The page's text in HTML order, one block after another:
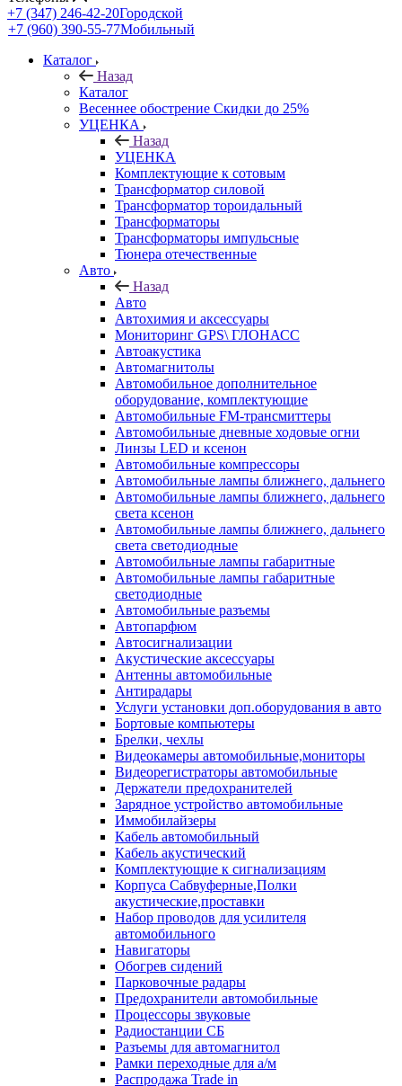
+7 (347) 246-42-20Городской
+7 (960) 390-55-77Мобильный
Каталог
Назад
Каталог
Весеннее обострение Скидки до 25%
УЦЕНКА
Назад
УЦЕНКА
Комплектующие к сотовым
Трансформатор силовой
Трансформатор тороидальный
Трансформаторы
Трансформаторы импульсные
Тюнера отечественные
Авто
Назад
Авто
Автохимия и аксессуары
Мониторинг GPS\ ГЛОНАСС
Автоакустика
Автомагнитолы
Автомобильное дополнительное
оборудование, комплектующие
Автомобильные FM-трансмиттеры
Автомобильные дневные ходовые огни
Линзы LED и ксенон
Автомобильные компрессоры
Автомобильные лампы ближнего, дальнего
Автомобильные лампы ближнего, дальнего
света ксенон
Автомобильные лампы ближнего, дальнего
света светодиодные
Автомобильные лампы габаритные
Автомобильные лампы габаритные
светодиодные
Автомобильные разъемы
Автопарфюм
Автосигнализации
Акустические аксессуары
Антенны автомобильные
Антирадары
Услуги установки доп.оборудования в авто
Бортовые компьютеры
Брелки, чехлы
Видеокамеры автомобильные,мониторы
Видеорегистраторы автомобильные
Держатели предохранителей
Зарядное устройство автомобильные
Иммобилайзеры
Кабель автомобильный
Кабель акустический
Комплектующие к сигнализациям
Корпуса Сабвуферные,Полки
акустические,проставки
Набор проводов для усилителя
автомобильного
Навигаторы
Обогрев сидений
Парковочные радары
Предохранители автомобильные
Процессоры звуковые
Радиостанции СБ
Разъемы для автомагнитол
Рамки переходные для а/м
Распродажа Trade in